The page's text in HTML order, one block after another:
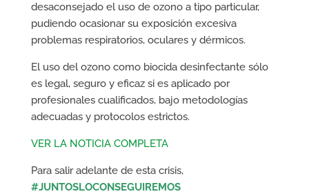
desaconsejado el uso de ozono a tipo particular,
pudiendo ocasionar su exposición excesiva
problemas respiratorios, oculares y dérmicos.
El uso del ozono como biocida desinfectante sólo
es legal, seguro y eficaz si es aplicado por
profesionales cualificados, bajo metodologías
adecuadas y protocolos estrictos.
VER LA NOTICIA COMPLETA
Para salir adelante de esta crisis,
#JUNTOSLOCONSEGUIREMOS